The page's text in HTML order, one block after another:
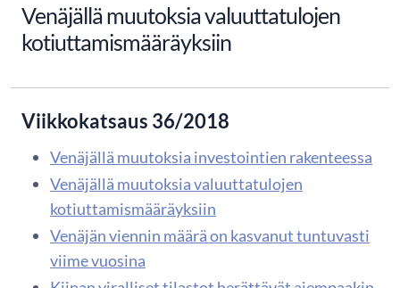
Venäjällä muutoksia valuuttatulojen
kotiuttamismääräyksiin
Viikkokatsaus 36/2018
Venäjällä muutoksia investointien rakenteessa
Venäjällä muutoksia valuuttatulojen
kotiuttamismääräyksiin
Venäjän viennin määrä on kasvanut tuntuvasti
viime vuosina